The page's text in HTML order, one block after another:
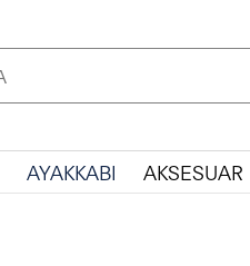
AYAKKABI AKSESUAR